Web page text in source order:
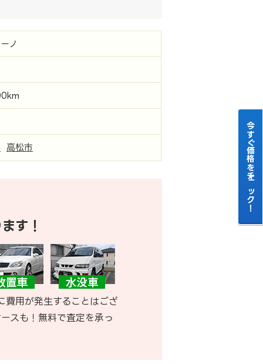
ノ
高松市
す！
費用が発生することはござ
スも！無料で査定を承っ
今すぐ価格をチェック！